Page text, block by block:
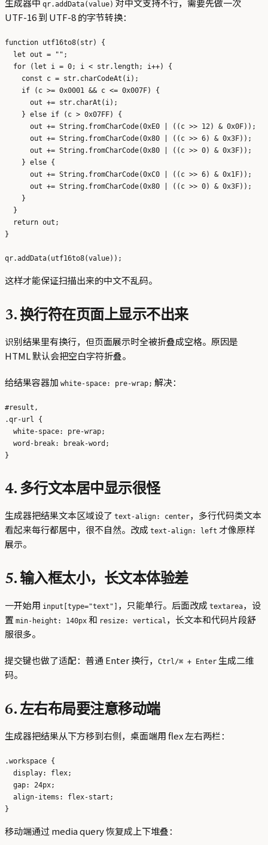
生成器中 qr.addData(value) 对中文支持不行，需要先做一次
UTF-16 到 UTF-8 的字节转换：
function utf16to8(str) {
  let out = "";
  for (let i = 0; i < str.length; i++) {
    const c = str.charCodeAt(i);
    if (c >= 0x0001 && c <= 0x007F) {
      out += str.charAt(i);
    } else if (c > 0x07FF) {
      out += String.fromCharCode(0xE0 | ((c >> 12) & 0x0F));
      out += String.fromCharCode(0x80 | ((c >> 6) & 0x3F));
      out += String.fromCharCode(0x80 | ((c >> 0) & 0x3F));
    } else {
      out += String.fromCharCode(0xC0 | ((c >> 6) & 0x1F));
      out += String.fromCharCode(0x80 | ((c >> 0) & 0x3F));
    }
  }
  return out;
}
这样才能保证扫描出来的中文不乱码。
3. 换行符在页面上显示不出来
识别结果里有换行，但页面展示时全被折叠成空格。原因是
HTML 默认会把空白字符折叠。
给结果容器加 white-space: pre-wrap; 解决：
#result,
.qr-url {
  white-space: pre-wrap;
  word-break: break-word;
4. 多行文本居中显示很怪
生成器把结果文本区域设了 text-align: center，多行代码类文本
看起来每行都居中，很不自然。改成 text-align: left 才像原样
展示。
5. 输入框太小，长文本体验差
一开始用 input[type="text"] ，只能单行。后面改成 textarea，设
置 min-height: 140px 和 resize: vertical ，长文本和代码片段舒
服很多。
提交键也做了适配：普通 Enter 换行， Ctrl/⌘ + Enter 生成二维
码。
6. 左右布局要注意移动端
生成器把结果从下方移到右侧，桌面端用 flex 左右两栏：
.workspace {
  display: flex;
  gap: 24px;
  align-items: flex-start;
移动端通过 media query 恢复成上下堆叠：